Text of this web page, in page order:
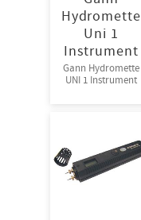
Hydromette
Uni 1
Instrument
Gann Hydromette
UNI 1 Instrument